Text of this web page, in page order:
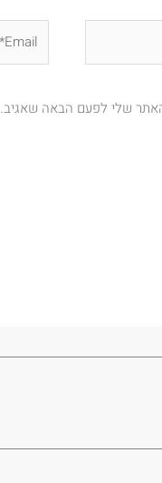
שלי לפעם הבאה שאגיב.